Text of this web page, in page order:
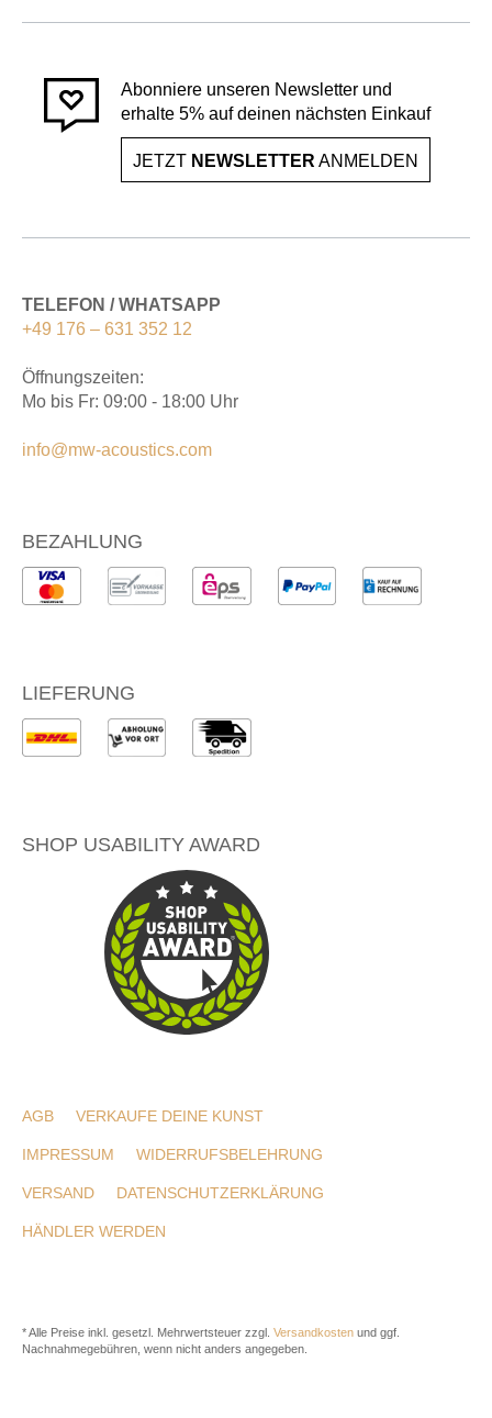
Abonniere unseren Newsletter und
erhalte 5% auf deinen nächsten Einkauf
JETZT NEWSLETTER ANMELDEN
TELEFON / WHATSAPP
+49 176 – 631 352 12
Öffnungszeiten:
Mo bis Fr: 09:00 - 18:00 Uhr
info@mw-acoustics.com
BEZAHLUNG
LIEFERUNG
SHOP USABILITY AWARD
AGB VERKAUFE DEINE KUNST
IMPRESSUM WIDERRUFSBELEHRUNG
VERSAND DATENSCHUTZERKLÄRUNG
HÄNDLER WERDEN
* Alle Preise inkl. gesetzl. Mehrwertsteuer zzgl. Versandkosten und ggf.
Nachnahmegebühren, wenn nicht anders angegeben.